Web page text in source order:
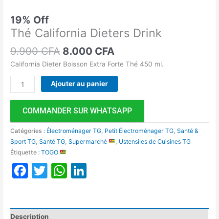
19% Off
Thé California Dieters Drink
9.900CFA 8.000 CFA
California Dieter Boisson Extra Forte Thé 450 ml.
Ajouter au panier
COMMANDER SUR WHATSAPP
Catégories : Électroménager TG, Petit Électroménager TG,Santé &
Sport TG,Santé TG,Supermarché , Ustensiles de Cuisines TG
Étiquette :TOGO
Facebook
TwitterWhatsApp
Description